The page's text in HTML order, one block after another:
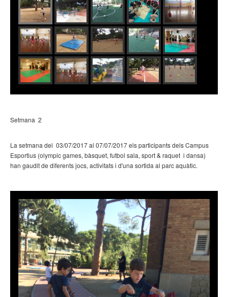
Setmana 2
La setmana del 03/07/2017 al 07/07/2017 els participants dels Campus
Esportius (olympic games, bàsquet, futbol sala, sport & raquet i dansa)
han gaudit de diferents jocs, activitats i d'una sortida al parc aquàtic.